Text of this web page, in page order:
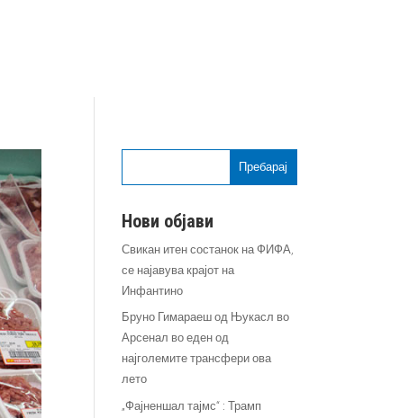
Пребарај
Нови објави
Свикан итен состанок на ФИФА,
се најавува крајот на
Инфантино
Бруно Гимараеш од Њукасл во
Арсенал во еден од
најголемите трансфери ова
лето
„Фајненшал тајмс“ : Трамп